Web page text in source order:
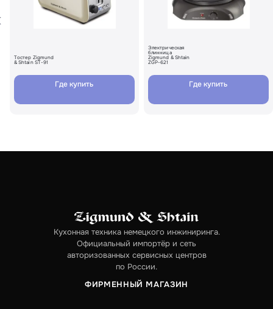
Тостер Zigmund
& Shtain ST-91
Где купить
Электрическая
блинница
Zigmund & Shtain
ZGP-621
Где купить
Кухонная техника немецкого инжиниринга.
Официальный импортёр и сеть
авторизованных сервисных центров
по России.
ФИРМЕННЫЙ МАГАЗИН